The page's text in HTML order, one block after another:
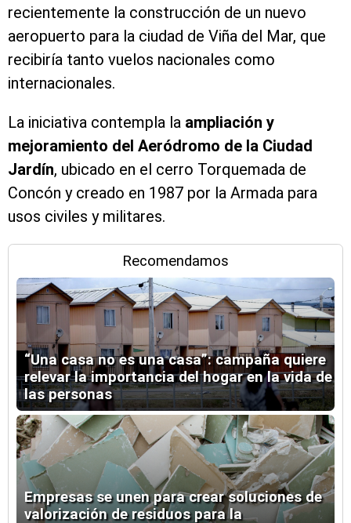
recientemente la construcción de un nuevo
aeropuerto para la ciudad de Viña del Mar, que
recibiría tanto vuelos nacionales como
internacionales.
La iniciativa contempla la ampliación y
mejoramiento del Aeródromo de la Ciudad
Jardín, ubicado en el cerro Torquemada de
Concón y creado en 1987 por la Armada para
usos civiles y militares.
Recomendamos
“Una casa no es una casa”: campaña quiere
relevar la importancia del hogar en la vida de
las personas
Empresas se unen para crear soluciones de
valorización de residuos para la